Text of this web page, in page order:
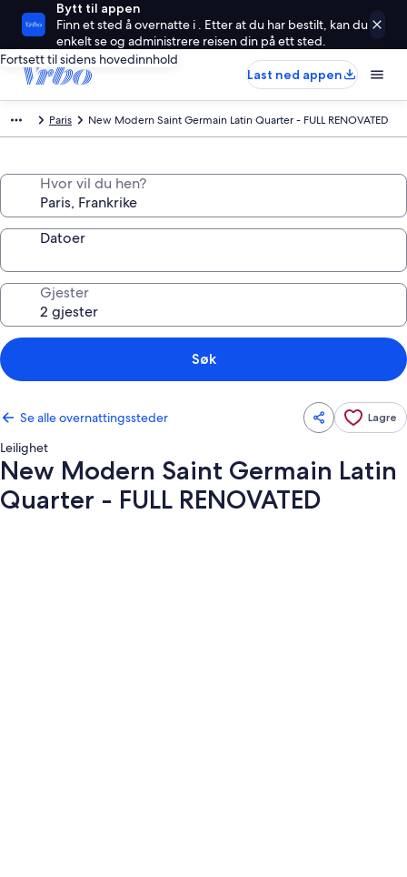
Bytt til appen
Finn et sted å overnatte i . Etter at du har bestilt, kan du
enkelt se og administrere reisen din på ett sted.
Fortsett til sidens hovedinnhold
Last ned appen
Paris New Modern Saint Germain Latin Quarter - FULL RENOVATED
Hvor vil du hen?
Datoer
Gjester
Søk
Se alle overnattingssteder Lagre
Leilighet
New Modern Saint Germain Latin
Quarter - FULL RENOVATED